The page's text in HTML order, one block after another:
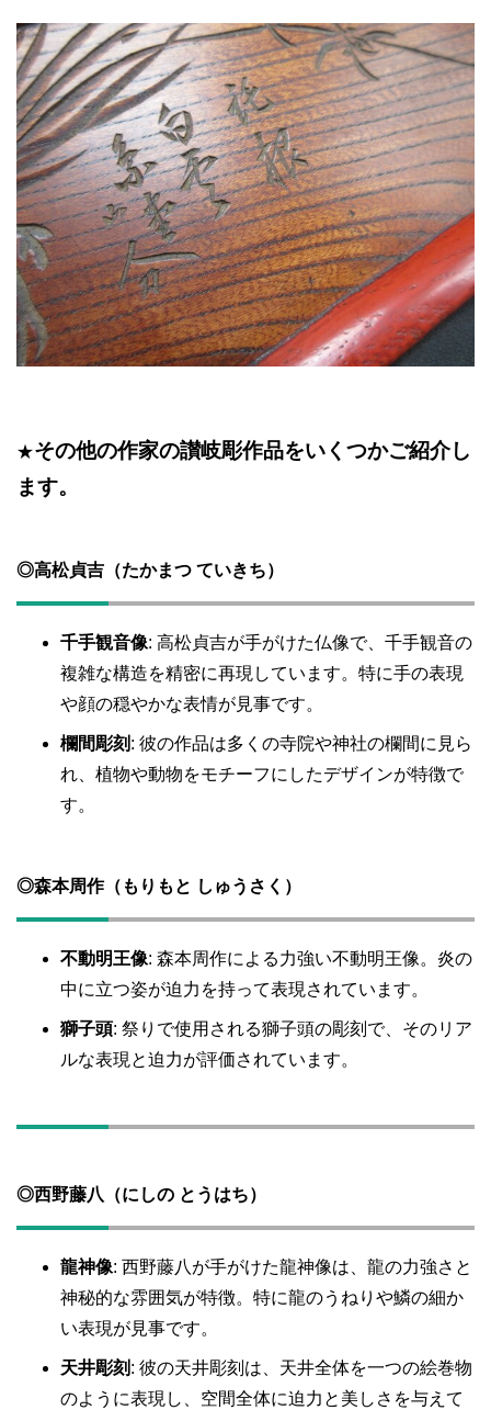
★その他の作家の讃岐彫作品をいくつかご紹介し
ます。
◎高松貞吉（たかまつ ていきち）
千手観音像: 高松貞吉が手がけた仏像で、千手観音の
複雑な構造を精密に再現しています。特に手の表現
や顔の穏やかな表情が見事です。
欄間彫刻 : 彼の作品は多くの寺院や神社の欄間に見ら
れ、植物や動物をモチーフにしたデザインが特徴で
す。
◎森本周作（もりもと しゅうさく）
不動明王像: 森本周作による力強い不動明王像。炎の
中に立つ姿が迫力を持って表現されています。
獅子頭: 祭りで使用される獅子頭の彫刻で、そのリア
ルな表現と迫力が評価されています。
◎西野藤八（にしの とうはち）
龍神像: 西野藤八が手がけた龍神像は、龍の力強さと
神秘的な雰囲気が特徴。特に龍のうねりや鱗の細か
い表現が見事です。
天井彫刻 : 彼の天井彫刻は、天井全体を一つの絵巻物
のように表現し、空間全体に迫力と美しさを与えて